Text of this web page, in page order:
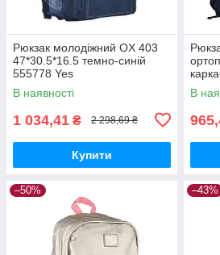
Рюкзак молодіжний OX 403
47*30.5*16.5 темно-синій
555778 Yes
В наявності
1 034,41 ₴ 2 298,69 ₴
Купити
В
–50% –43%